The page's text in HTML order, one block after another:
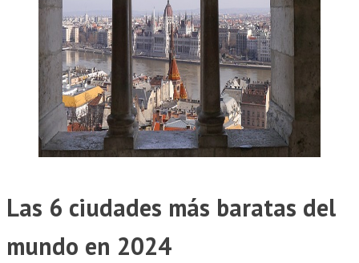
Las 6 ciudades más baratas del
mundo en 2024